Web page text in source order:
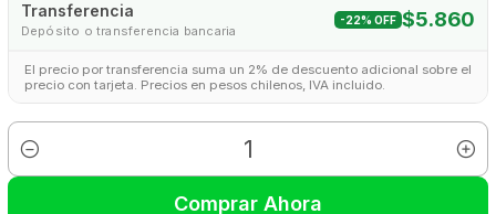
Transferencia
Depósito o transferencia bancaria
-22% OFF $5.860
El precio por transferencia suma un 2% de descuento adicional sobre el
precio con tarjeta. Precios en pesos chilenos, IVA incluido.
Cantidad
Comprar Ahora